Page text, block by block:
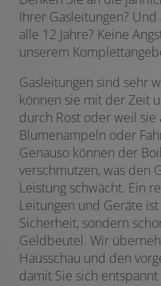
Ihrer Gasleitungen?
alle 12 Jahre? Keine
unserem
Gasleitungen sind sehr
können sie mit der Zeit
durch Rost oder weil sie
Blumenampeln oder
Genauso können der
verschmutzen, was den
Leistung schwächt. Ein
Leitungen und Geräte
Sicherheit, sondern
Geldbeutel. Wir
Hausschau und den
damit Sie sich